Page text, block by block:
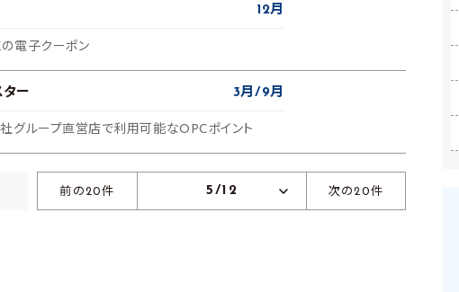
12月
電子クーポン
ター 3月 9月
グループ直営店で利用可能なOPCポイント
前の20件 5/12 次の20件